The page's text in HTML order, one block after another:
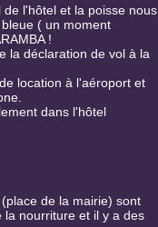
l'hôtel et la poisse nous
( un moment
!
la déclaration de vol à la
location à l'aéroport et
dans l'hôtel
de la mairie) sont
la nourriture et il y a des